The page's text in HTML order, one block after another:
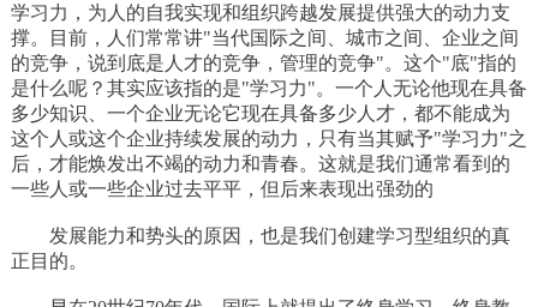
学习力，为人的自我实现和组织跨越发展提供强大的动力支
撑。目前，人们常常讲"当代国际之间、城市之间、企业之间
的竞争，说到底是人才的竞争，管理的竞争"。这个"底"指的
是什么呢？其实应该指的是"学习力"。一个人无论他现在具备
多少知识、一个企业无论它现在具备多少人才，都不能成为
这个人或这个企业持续发展的动力，只有当其赋予"学习力"之
后，才能焕发出不竭的动力和青春。这就是我们通常看到的
一些人或一些企业过去平平，但后来表现出强劲的
发展能力和势头的原因，也是我们创建学习型组织的真
正目的。